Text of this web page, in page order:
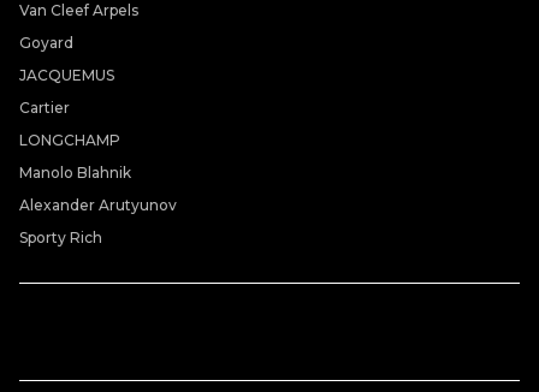
Van Cleef Arpels
Goyard
JACQUEMUS
Cartier
LONGCHAMP
Manolo Blahnik
Alexander Arutyunov
Sporty Rich